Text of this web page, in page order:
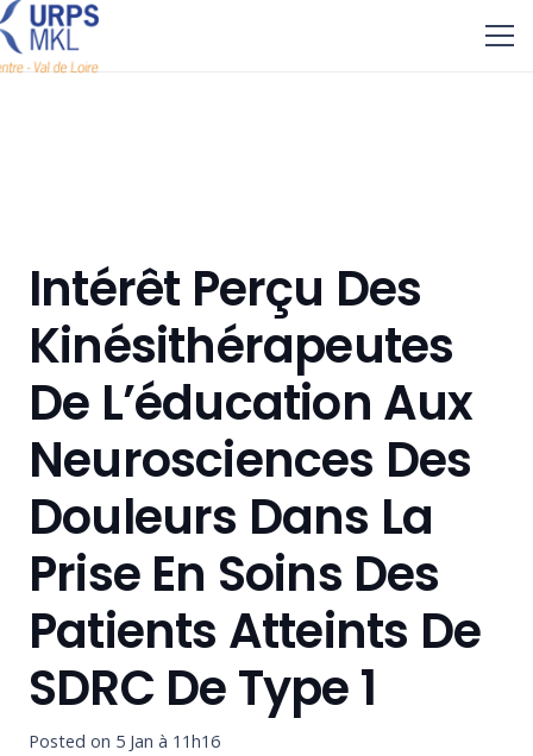
Intérêt Perçu Des
Kinésithérapeutes
De L’éducation Aux
Neurosciences Des
Douleurs Dans La
Prise En Soins Des
Patients Atteints De
SDRC De Type 1
Posted on 5 Jan à 11h16